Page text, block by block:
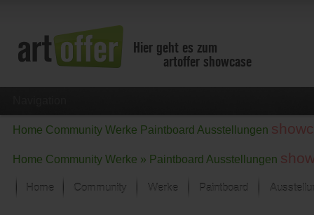
Hier geht es zum
artoffer showcase
Home Community Werke Paintboard Ausstellungen
Home Community Werke » Paintboard Ausstellungen
Home Community Werke Paintboard